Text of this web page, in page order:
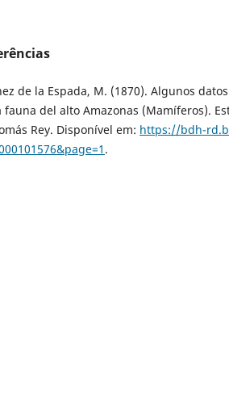
de la Espada, M. (1870). Algunos
fauna del alto Amazonas (Mamíferos).
Rey. Disponível em: https://bdh-
.